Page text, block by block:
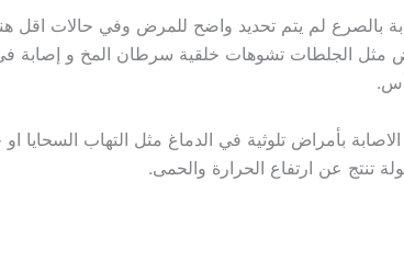
بالصرع لم يتم تحديد واضح للمرض وفي حالات اقل
مثل الجلطات تشوهات خلقية سرطان المخ و إصابة
بأمراض تلوثية في الدماغ مثل التهاب السحايا
تنتج عن ارتفاع الحرارة والحمى.